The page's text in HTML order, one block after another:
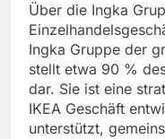
Über die Ingka
Ingka Gruppe der
stellt etwa 90 %
dar. Sie ist eine
IKEA Geschäft
unterstützt,